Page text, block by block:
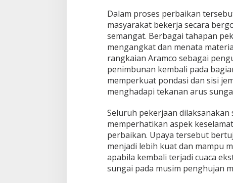
r
M
e
r
i
a
h
Dalam proses perbaikan
masyarakat bekerja secara
semangat. Berbagai tahapan
mengangkat dan menata
rangkaian Aramco sebagai
penimbunan kembali pada
memperkuat pondasi dan sisi
menghadapi tekanan arus
Seluruh pekerjaan
memperhatikan aspek
perbaikan. Upaya tersebut
menjadi lebih kuat dan mampu
apabila kembali terjadi cuaca
sungai pada musim penghujan